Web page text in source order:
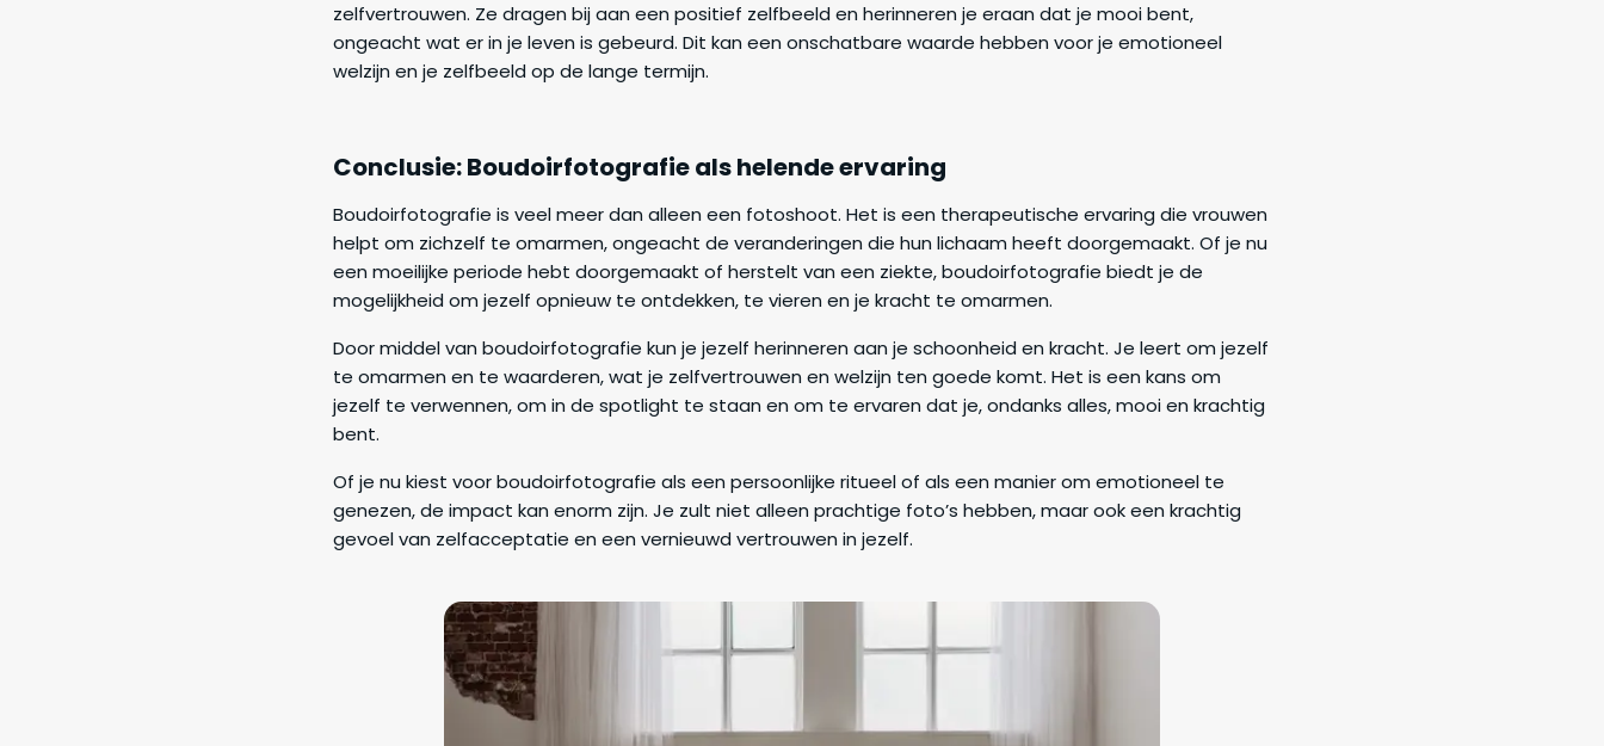
zelfvertrouwen. Ze dragen bij aan een positief zelfbeeld en herinneren je eraan dat je mooi bent,
ongeacht wat er in je leven is gebeurd. Dit kan een onschatbare waarde hebben voor je emotioneel
welzijn en je zelfbeeld op de lange termijn.
Conclusie: Boudoirfotografie als helende ervaring
Boudoirfotografie is veel meer dan alleen een fotoshoot. Het is een therapeutische ervaring die vrouwen
helpt om zichzelf te omarmen, ongeacht de veranderingen die hun lichaam heeft doorgemaakt. Of je nu
een moeilijke periode hebt doorgemaakt of herstelt van een ziekte, boudoirfotografie biedt je de
mogelijkheid om jezelf opnieuw te ontdekken, te vieren en je kracht te omarmen.
Door middel van boudoirfotografie kun je jezelf herinneren aan je schoonheid en kracht. Je leert om jezelf
te omarmen en te waarderen, wat je zelfvertrouwen en welzijn ten goede komt. Het is een kans om
jezelf te verwennen, om in de spotlight te staan en om te ervaren dat je, ondanks alles, mooi en krachtig
bent.
Of je nu kiest voor boudoirfotografie als een persoonlijke ritueel of als een manier om emotioneel te
genezen, de impact kan enorm zijn. Je zult niet alleen prachtige foto’s hebben, maar ook een krachtig
gevoel van zelfacceptatie en een vernieuwd vertrouwen in jezelf.